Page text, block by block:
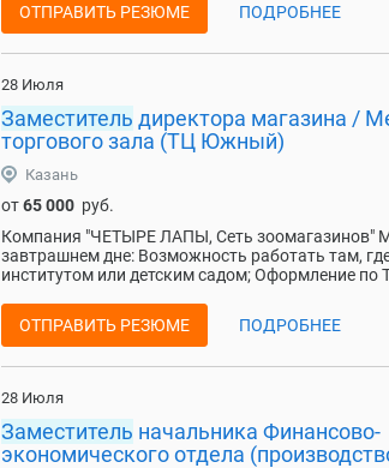
ОТПРАВИТЬ РЕЗЮМЕ ПОДРОБНЕЕ
28 Июля
Заместитель директора магазина /
торгового зала (ТЦ Южный)
Казань
от65 000 руб.
Компания "ЧЕТЫРЕ ЛАПЫ, Сеть зоомагазинов"
завтрашнем дне: Возможность работать там,
институтом или детским садом; Оформление по
ОТПРАВИТЬ РЕЗЮМЕ ПОДРОБНЕЕ
28 Июля
Заместитель начальника Финансово-
экономического отдела